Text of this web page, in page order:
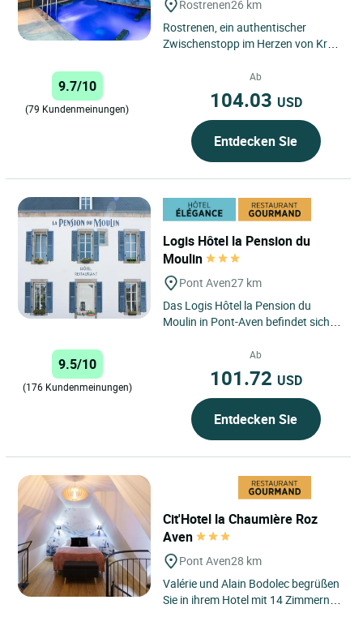
Rostrenen26 km
Rostrenen, ein authentischer
Zwischenstopp im Herzen von Kreiz
Département Côtes-d’Armor...
9.7/10
(79 Kundenmeinungen)
Ab
104.03 USD
Entdecken Sie
Logis Hôtel la Pension du
Moulin
Pont Aven27 km
Das Logis Hôtel la Pension du
Moulin in Pont-Aven befindet sich in
Aven, einer idyllischen...
9.5/10
(176 Kundenmeinungen)
Ab
101.72 USD
Entdecken Sie
Cit'Hotel la Chaumière Roz
Aven
Pont Aven28 km
Valérie und Alain Bodolec begrüßen
Sie in ihrem Hotel mit 14 Zimmern